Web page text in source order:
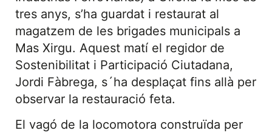
tres anys, s’ha guardat i restaurat al
magatzem de les brigades municipals a
Mas Xirgu. Aquest matí el regidor de
Sostenibilitat i Participació Ciutadana,
Jordi Fàbrega, s´ha desplaçat fins allà per
observar la restauració feta.
El vagó de la locomotora construïda per